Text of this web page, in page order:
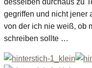
gegriffen und nicht jener
von der ich nie weiß, ob
schreiben sollte …